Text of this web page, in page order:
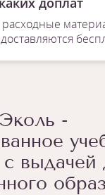
расходные
-
с